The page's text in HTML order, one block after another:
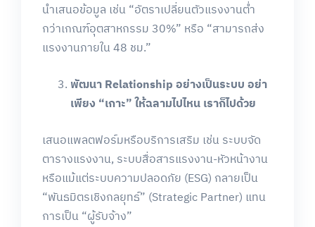
นำเสนอข้อมูล เช่น “อัตราเปลี่ยนตัวแรงงานต่ำ
กว่าเกณฑ์อุตสาหกรรม 30%” หรือ “สามารถส่ง
แรงงานภายใน 48 ชม.”
พัฒนาRelationshipอย่างเป็นระบบอย่า
เพียง “เกาะ”ให้ฉลามไปไหนเราก็ไปด้วย
เสนอแพลตฟอร์มหรือบริการเสริม เช่น ระบบจัด
ตารางแรงงาน, ระบบสื่อสารแรงงาน-หัวหน้างาน
หรือแม้แต่ระบบความปลอดภัย (ESG) กลายเป็น
“พันธมิตรเชิงกลยุทธ์” (Strategic Partner) แทน
การเป็น “ผู้รับจ้าง”